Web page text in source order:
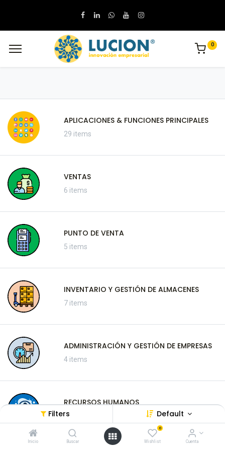
Filters Default
Inicio Buscar
0
Wishlist Cuenta
0
APLICACIONES & FUNCIONES PRINCIPALES
29 items
VENTAS
6 items
PUNTO DE VENTA
5 items
INVENTARIO Y GESTIÓN DE ALMACENES
7 items
ADMINISTRACIÓN Y GESTIÓN DE EMPRESAS
4 items
RECURSOS HUMANOS
16 items